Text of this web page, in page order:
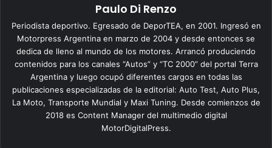
Paulo Di Renzo
Periodista deportivo. Egresado de DeporTEA, en 2001. Ingresó en
Motorpress Argentina en marzo de 2004 y desde entonces se
dedica de lleno al mundo de los motores. Arrancó produciendo
contenidos para los canales “Autos” y “TC 2000” del portal Terra
Argentina y luego ocupó diferentes cargos en todas las
publicaciones especializadas de la editorial: Auto Test, Auto Plus,
La Moto, Transporte Mundial y Maxi Tuning. Desde comienzos de
2018 es Content Manager del multimedio digital
MotorDigitalPress.